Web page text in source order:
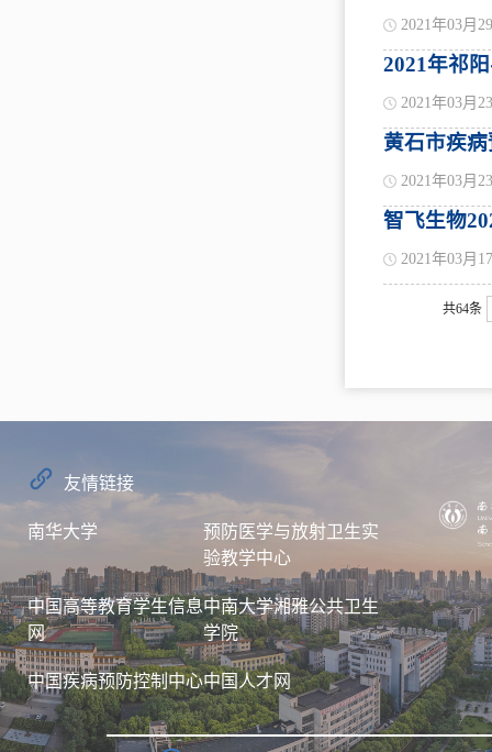
2021年03月
2021年祁
2021年03月
黄石市疾
2021年03月
智飞生物
2021年03月
共64条
友情链接
南华大学
预防医学与放射卫生实
验教学中心
中国高等教育学生信息
网
中南大学湘雅公共卫生
学院
中国疾病预防控制中心中国人才网